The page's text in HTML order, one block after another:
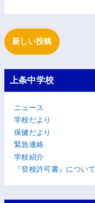
新しい投稿
上条中学校
ニュース
学校だより
保健だより
緊急連絡
学校紹介
『登校許可書』について